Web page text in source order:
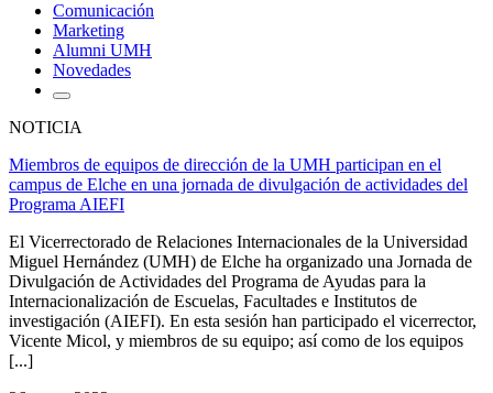
Comunicación
Marketing
Alumni UMH
Novedades
NOTICIA
Miembros de equipos de dirección de la UMH participan en el
campus de Elche en una jornada de divulgación de actividades del
Programa AIEFI
El Vicerrectorado de Relaciones Internacionales de la Universidad
Miguel Hernández (UMH) de Elche ha organizado una Jornada de
Divulgación de Actividades del Programa de Ayudas para la
Internacionalización de Escuelas, Facultades e Institutos de
investigación (AIEFI). En esta sesión han participado el vicerrector,
Vicente Micol, y miembros de su equipo; así como de los equipos
[...]